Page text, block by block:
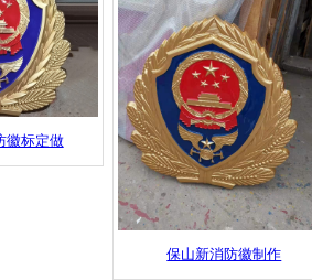
徽标定做
保山新消防徽制作